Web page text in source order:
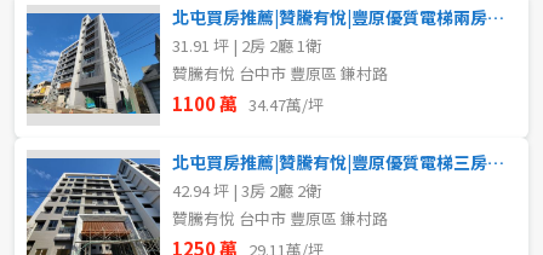
北屯買房推薦|贊騰有悅|豐原優質電梯兩房平車
31.91 坪 | 2房 2廳 1衛
贊騰有悅 台中市 豐原區 鎌村路
1100 萬 34.47萬/坪
北屯買房推薦|贊騰有悅|豐原優質電梯三房平車
42.94 坪 | 3房 2廳 2衛
贊騰有悅 台中市 豐原區 鎌村路
1250 萬 29.11萬/坪